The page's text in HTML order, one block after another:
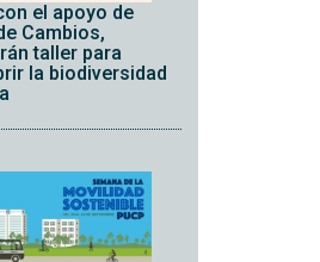
el apoyo de
Cambios,
taller para
la biodiversidad